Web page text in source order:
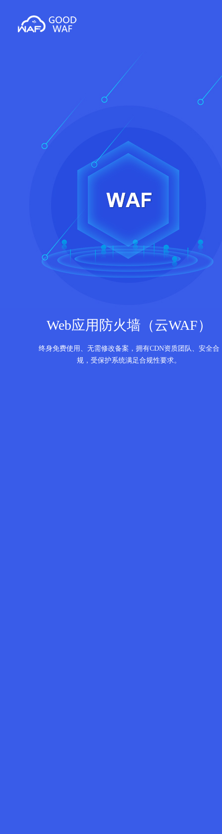
Web应用防火墙（云WAF）
终身免费使用、无需修改备案，拥有CDN资质团队、安全合
规，受保护系统满足合规性要求。